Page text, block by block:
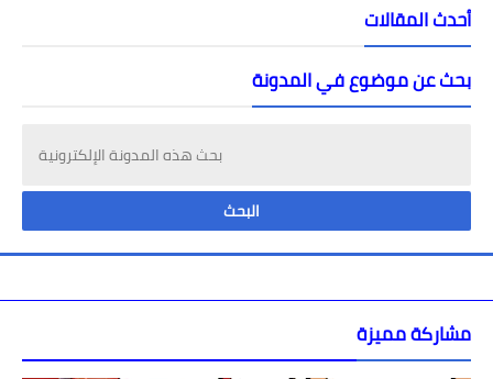
أحدث المقالات
بحث عن موضوع في المدونة
مشاركة مميزة